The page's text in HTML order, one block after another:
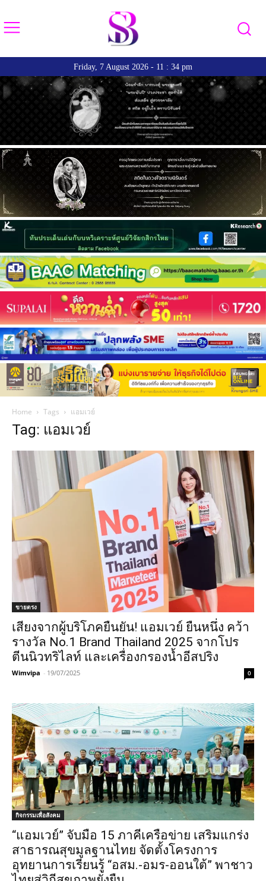
Friday, 7 August 2026 - 11 : 34 pm
Home Tags แอมเวย์
Tag: แอมเวย์
ขายตรง
เสียงจากผู้บริโภคยืนยัน! แอมเวย์ ยืนหนึ่ง คว้า
รางวัล No.1 Brand Thailand 2025 จากโปร
ตีนนิวทริไลท์ และเครื่องกรองน้ำอีสปริง
Wimvipa - 19/07/2025 0
กิจกรรมเพื่อสังคม
“แอมเวย์” จับมือ 15 ภาคีเครือข่าย เสริมแกร่ง
สาธารณสุขมูลฐานไทย จัดตั้งโครงการ
อุทยานการเรียนรู้ “อสม.-อมร-ออนใต้” พาชาว